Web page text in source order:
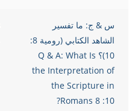
س & ج: ما تفسير
الشاهد الكتابي (رومية 8:
10)؟ Q & A: What Is
the Interpretation of
the Scripture in
Romans 8 :10?